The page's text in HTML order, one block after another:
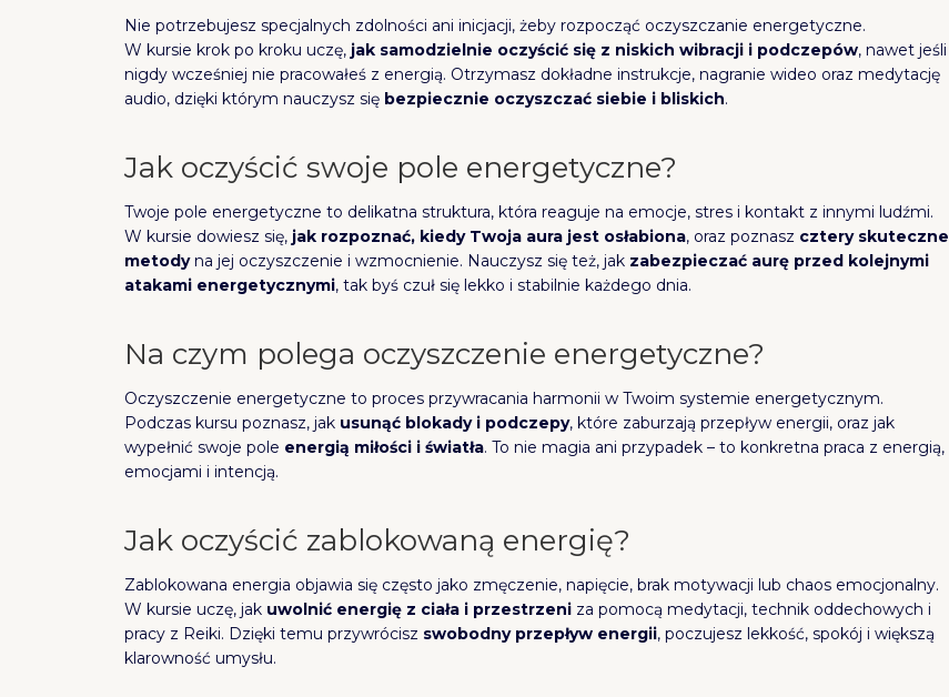
Nie potrzebujesz specjalnych zdolności ani inicjacji, żeby rozpocząć oczyszczanie energetyczne.
W kursie krok po kroku uczę, jak samodzielnie oczyścić się z niskich wibracji i podczepów, nawet jeśli
nigdy wcześniej nie pracowałeś z energią. Otrzymasz dokładne instrukcje, nagranie wideo oraz medytację
audio, dzięki którym nauczysz się bezpiecznie oczyszczać siebie i bliskich.
Jak oczyścić swoje pole energetyczne?
Twoje pole energetyczne to delikatna struktura, która reaguje na emocje, stres i kontakt z innymi ludźmi.
W kursie dowiesz się, jak rozpoznać, kiedy Twoja aura jest osłabiona, oraz poznasz cztery skuteczne
metodyna jej oczyszczenie i wzmocnienie. Nauczysz się też, jak zabezpieczać aurę przed kolejnymi
atakami energetycznymi, tak byś czuł się lekko i stabilnie każdego dnia.
Na czym polega oczyszczenie energetyczne?
Oczyszczenie energetyczne to proces przywracania harmonii w Twoim systemie energetycznym.
Podczas kursu poznasz, jak usunąć blokady i podczepy, które zaburzają przepływ energii, oraz jak
wypełnić swoje pole energią miłości i światła. To nie magia ani przypadek – to konkretna praca z energią,
emocjami i intencją.
Jak oczyścić zablokowaną energię?
Zablokowana energia objawia się często jako zmęczenie, napięcie, brak motywacji lub chaos emocjonalny.
W kursie uczę, jak uwolnić energię z ciała i przestrzeni za pomocą medytacji, technik oddechowych i
pracy z Reiki. Dzięki temu przywrócisz swobodny przepływ energii, poczujesz lekkość, spokój i większą
klarowność umysłu.